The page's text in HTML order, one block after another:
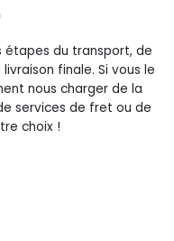
étapes du transport, de
finale. Si vous le
nous charger de la
services de fret ou de
choix !